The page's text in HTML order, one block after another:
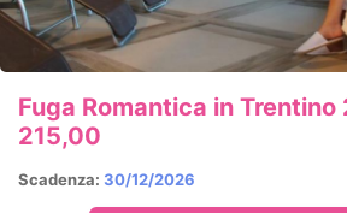
Scadenza: 30/12/2026
Fuga Romantica in
215,00